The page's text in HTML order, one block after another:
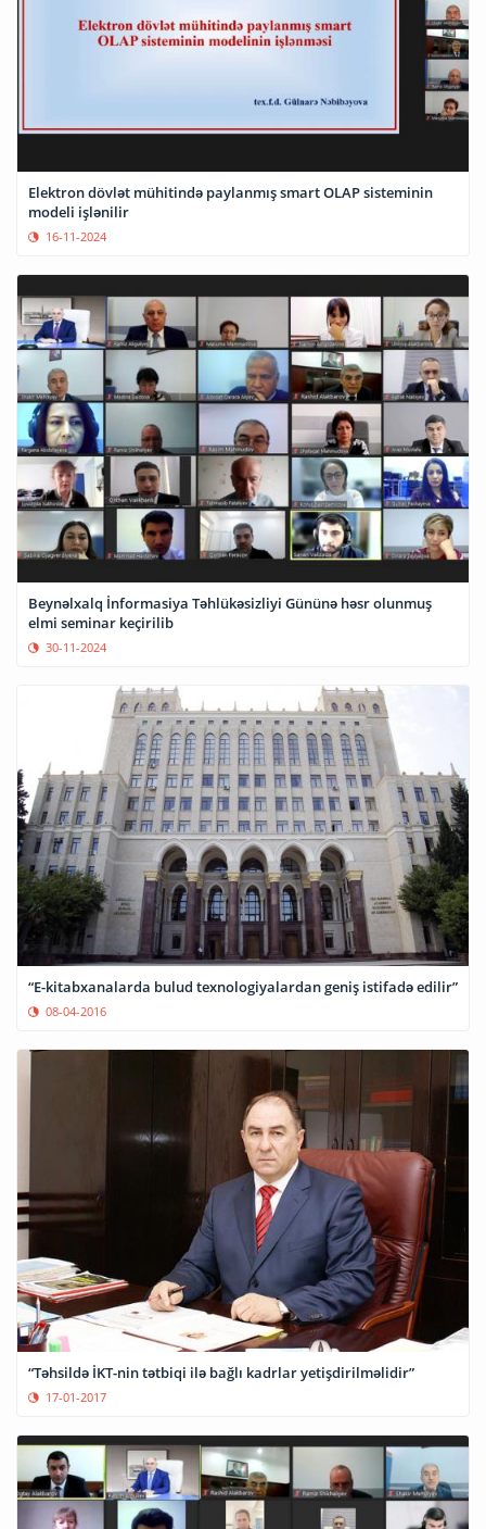
Elektron dövlət mühitində paylanmış smart OLAP sisteminin
modeli işlənilir
16-11-2024
Beynəlxalq İnformasiya Təhlükəsizliyi Gününə həsr olunmuş
elmi seminar keçirilib
30-11-2024
“E-kitabxanalarda bulud texnologiyalardan geniş istifadə edilir”
08-04-2016
“Təhsildə İKT-nin tətbiqi ilə bağlı kadrlar yetişdirilməlidir”
17-01-2017